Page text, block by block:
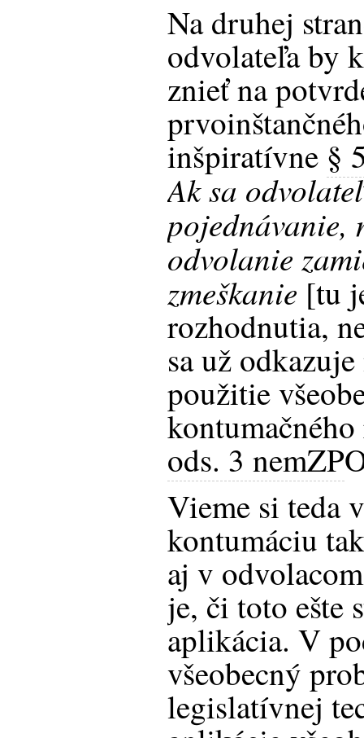
Na druhej
odvolateľa by
znieť na
inšpiratívne §
Ak sa
pojednávanie,
odvolanie
zmeškanie [tu
rozhodnutia,
sa už
použitie
ods. 3 nemZP
Vieme si teda
kontumáciu
aj v
je, či toto ešte
aplikácia. V
všeobecný
legislatívnej